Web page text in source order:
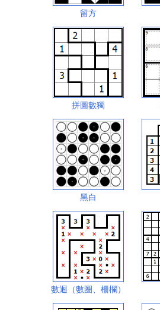
留方
拼圖數獨
黑白
數迴（數圈、柵欄）